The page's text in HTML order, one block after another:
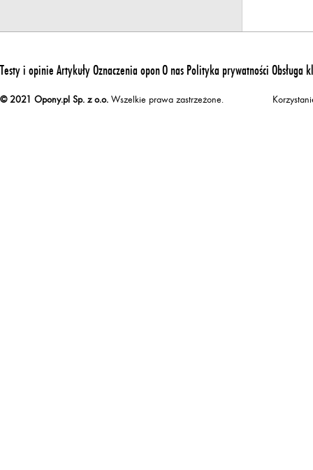
Testy i opinie ArtykułyOznaczenia oponO nas Polityka prywatności Obsługa
© 2021 Opony.pl Sp. z o.o. Wszelkie prawa zastrzeżone.